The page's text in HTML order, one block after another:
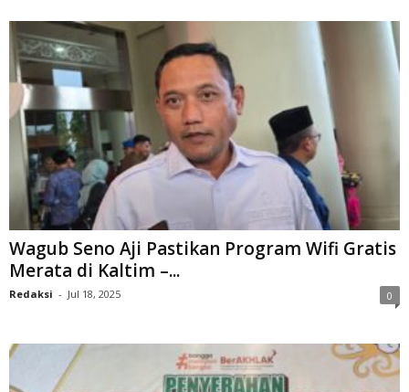
Wagub Seno Aji Pastikan Program Wifi Gratis
Merata di Kaltim –...
Redaksi - Jul 18, 2025 0